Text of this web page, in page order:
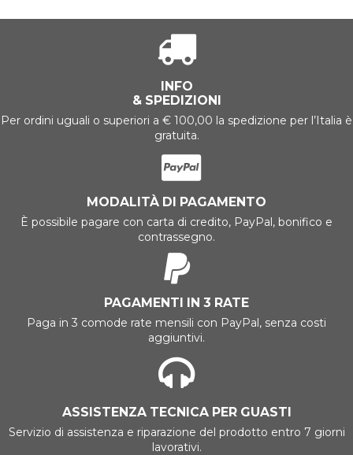
INFO
& SPEDIZIONI
Per ordini uguali o superiori a € 100,00 la spedizione per l’Italia è
gratuita.
MODALITÀ DI PAGAMENTO
È possibile pagare con carta di credito, PayPal, bonifico e
contrassegno.
PAGAMENTI IN 3 RATE
Paga in 3 comode rate mensili con PayPal, senza costi
aggiuntivi.
ASSISTENZA TECNICA PER GUASTI
Servizio di assistenza e riparazione del prodotto entro 7 giorni
lavorativi.